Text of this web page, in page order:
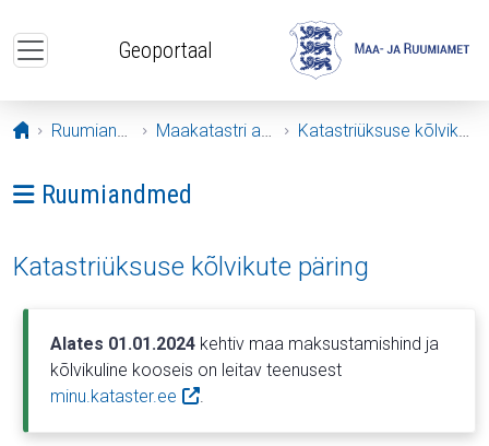
Geoportaal
Avaleht
Ruumiandmed Maakatastri andmed Katastriüksuse kõlvikute päring
Ava menüü: Ruumiandmed
Ruumiandmed
Katastriüksuse kõlvikute päring
Alates 01.01.2024kehtiv maa maksustamishind ja
kõlvikuline kooseis on leitav teenusest
minu.kataster.ee
.